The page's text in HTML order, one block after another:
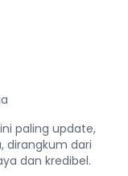
paling update,
dirangkum dari
dan kredibel.